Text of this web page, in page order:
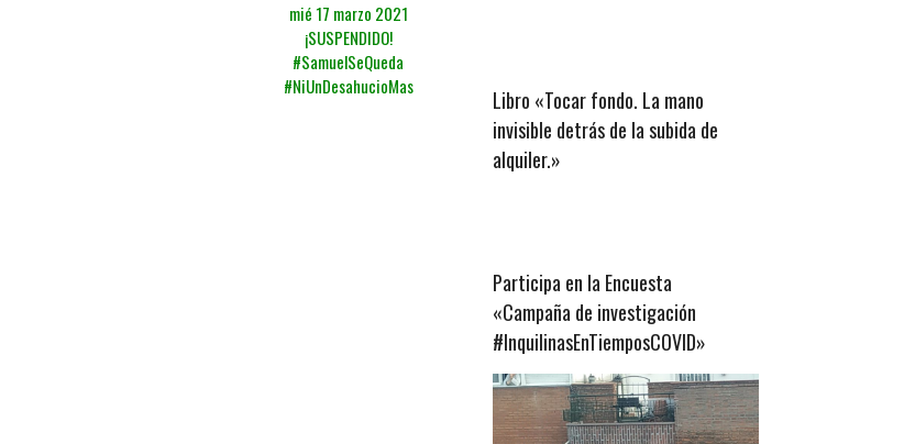
mié 17 marzo 2021
¡SUSPENDIDO!
#SamuelSeQueda
#NiUnDesahucioMas
Libro «Tocar fondo. La mano
invisible detrás de la subida de
alquiler.»
Participa en la Encuesta
«Campaña de investigación
#InquilinasEnTiemposCOVID»